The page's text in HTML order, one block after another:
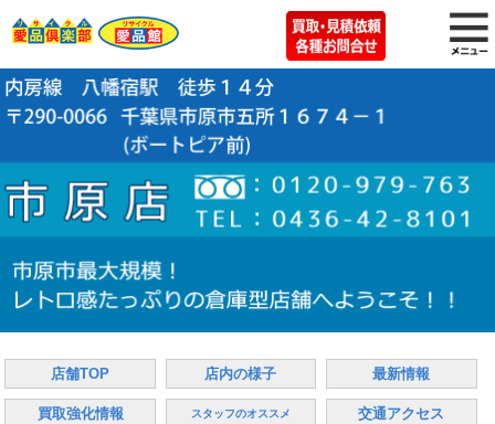
店舗TOP 店内の様子 最新情報
買取強化情報 スタッフのオススメ 交通アクセス